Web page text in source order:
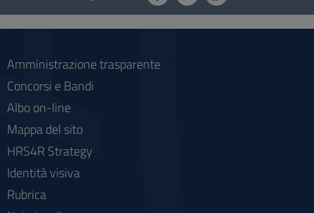
social
Amministrazione trasparente
Concorsi e Bandi
Albo on-line
Mappa del sito
HRS4R Strategy
Identità visiva
Rubrica